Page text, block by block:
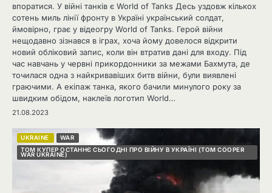
впоратися. У війні танків є World of Tanks Десь уздовж кількох
сотень миль лінії фронту в Україні український солдат,
ймовірно, грає у відеогру World of Tanks. Герой війни
нещодавно зізнався в іграх, хоча йому довелося відкрити
новий обліковий запис, коли він втратив дані для входу. Під
час навчань у червні прикордонники за межами Бахмута, де
точилася одна з найкривавіших битв війни, були виявлені
граючими. А екіпаж танка, якого бачили минулого року за
швидким обідом, наклеїв логотип World…
21.08.2023
UKRAINE
WAR
ТОМ КУПЕР ОСТАННЄ СЬОГОДНІ ПРО ВІЙНУ В УКРАЇНІ (TOM COOPER
WAR UKRAINE)